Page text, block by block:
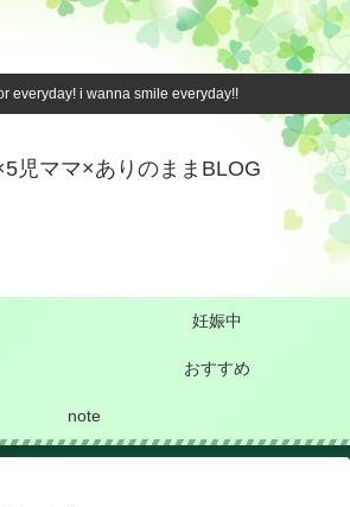
everyday! i wanna smile everyday!!
児ママ×ありのままBLOG
妊娠中
おすすめ
note